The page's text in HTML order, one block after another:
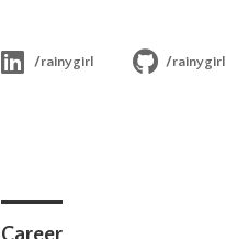
/rainygirl /rainygirl